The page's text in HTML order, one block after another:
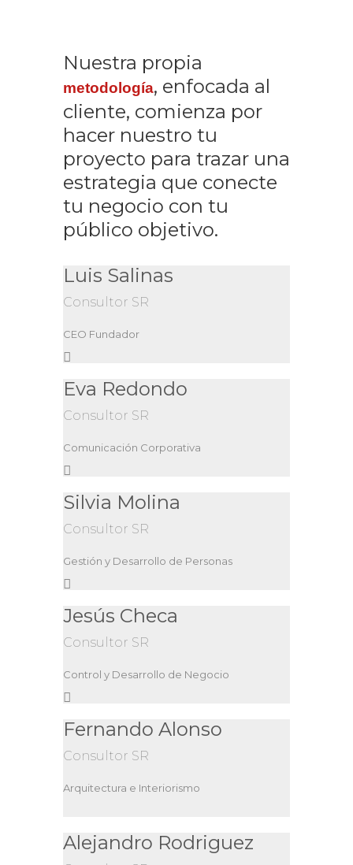
Nuestra propia
metodología, enfocada al
cliente, comienza por
hacer nuestro tu
proyecto para trazar una
estrategia que conecte
tu negocio con tu
público objetivo.
Luis Salinas
Consultor SR
CEO Fundador
Eva Redondo
Consultor SR
Comunicación Corporativa
Silvia Molina
Consultor SR
Gestión y Desarrollo de Personas
Jesús Checa
Consultor SR
Control y Desarrollo de Negocio
Fernando Alonso
Consultor SR
Arquitectura e Interiorismo
Alejandro Rodriguez